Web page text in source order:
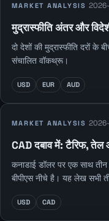
MARKET ANALYSIS
मुद्रास्फीति अंतर और
दो देशों की मुद्रास्फीति दरों
संचालित वॉकथ्रू।
USD EUR AUD
MARKET ANALYSIS
CAD दबाव में: टैरिफ,
कनाडाई डॉलर पर एक साथ
बीपीएस नीचे है। यह लेख सभी
USD CAD